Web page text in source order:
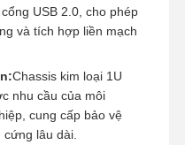
USB 2.0, cho phép
và tích hợp liền mạch
Chassis kim loại 1U
nhu cầu của môi
cung cấp bảo vệ
lâu dài.